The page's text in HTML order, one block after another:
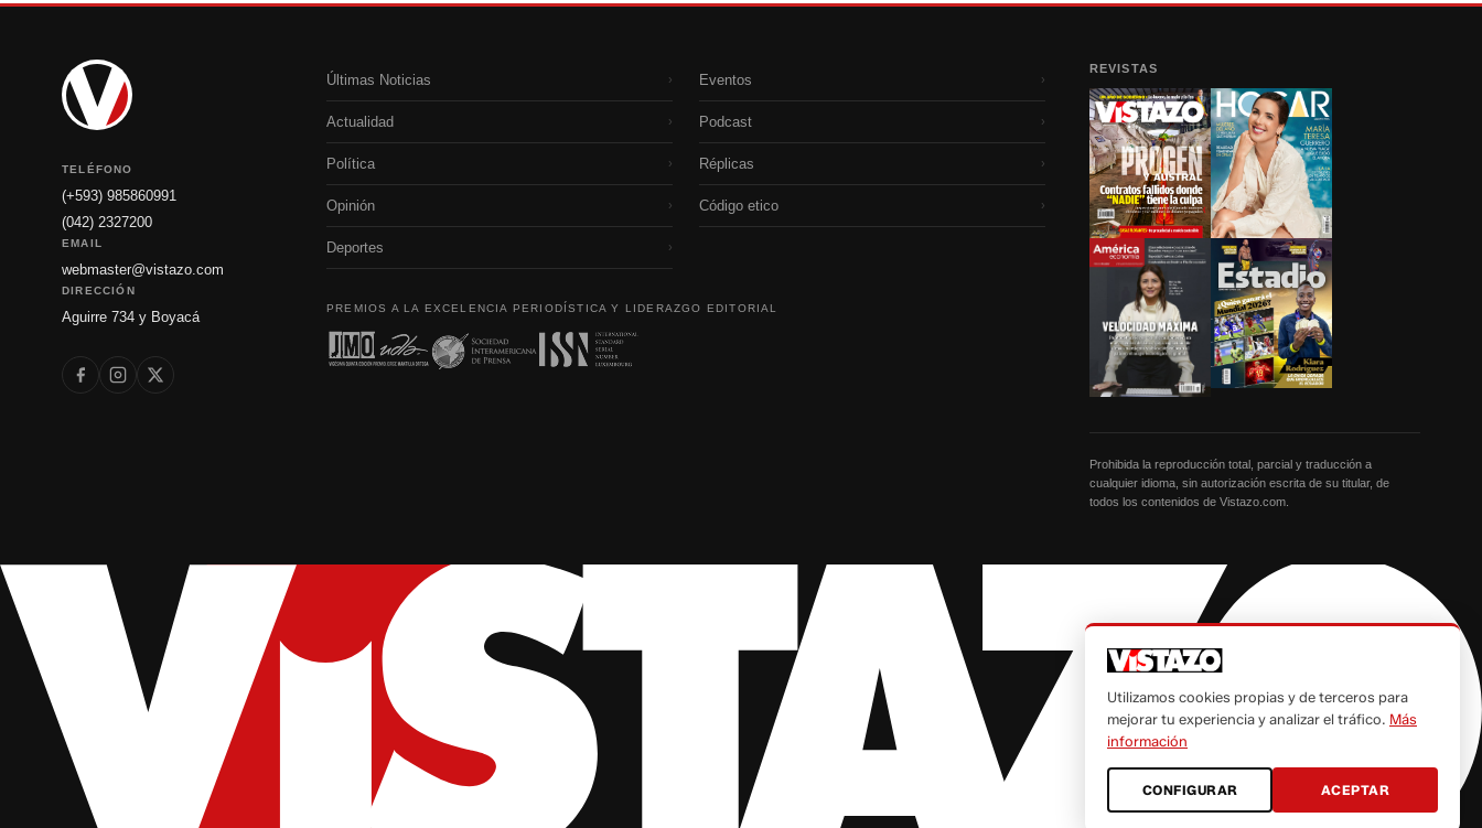
TELÉFONO
(+593) 985860991
(042) 2327200
EMAIL
webmaster@vistazo.com
DIRECCIÓN
Aguirre 734 y Boyacá
Últimas Noticias ›
Actualidad ›
Política ›
Opinión ›
Deportes ›
Eventos ›
Podcast ›
Réplicas ›
Código etico ›
PREMIOS A LA EXCELENCIA PERIODÍSTICA Y LIDERAZGO EDITORIAL
REVISTAS
Prohibida la reproducción total, parcial y traducción a
cualquier idioma, sin autorización escrita de su titular, de
todos los contenidos de Vistazo.com.
Utilizamos cookies propias y de terceros para
mejorar tu experiencia y analizar el tráfico. Más
información
CONFIGURAR ACEPTAR